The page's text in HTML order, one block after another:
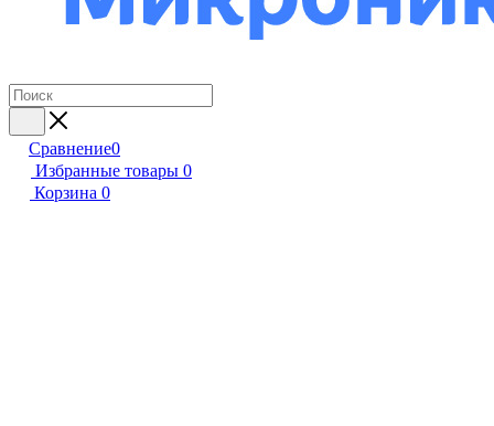
Сравнение0
Избранные товары 0
Корзина 0